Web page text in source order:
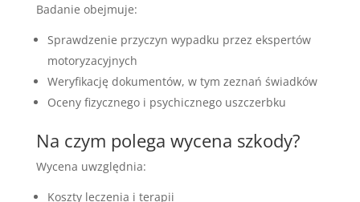
Badanie obejmuje:
Sprawdzenie przyczyn wypadku przez ekspertów
motoryzacyjnych
Weryfikację dokumentów, w tym zeznań świadków
Oceny fizycznego i psychicznego uszczerbku
Na czym polega wycena szkody?
Wycena uwzględnia:
Koszty leczenia i terapii